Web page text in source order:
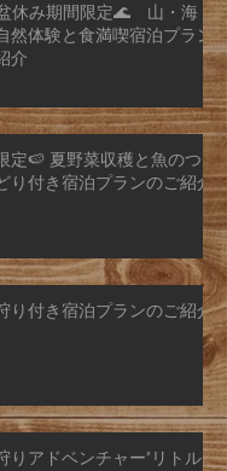
休み期間限定🌊 山・海・
然体験と食満喫宿泊プラン
介
定🍉 夏野菜収穫と魚のつ
り付き宿泊プランのご紹介
り付き宿泊プランのご紹介
りアドベンチャー"リトル